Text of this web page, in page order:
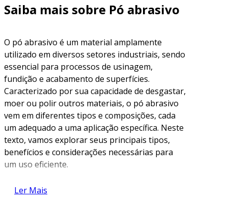
Saiba mais sobre Pó abrasivo
O pó abrasivo é um material amplamente
utilizado em diversos setores industriais, sendo
essencial para processos de usinagem,
fundição e acabamento de superfícies.
Caracterizado por sua capacidade de desgastar,
moer ou polir outros materiais, o pó abrasivo
vem em diferentes tipos e composições, cada
um adequado a uma aplicação específica. Neste
texto, vamos explorar seus principais tipos,
benefícios e considerações necessárias para
um uso eficiente.
Tipos de Pó Abrasivo
Ler Mais